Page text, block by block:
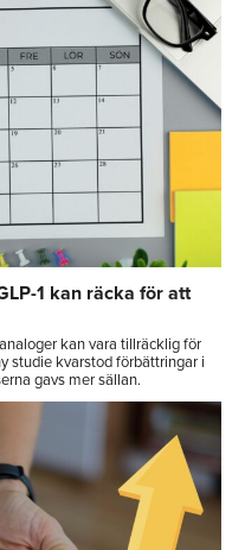
1 kan räcka för att
kan vara tillräcklig för
studie kvarstod förbättringar i
gavs mer sällan.